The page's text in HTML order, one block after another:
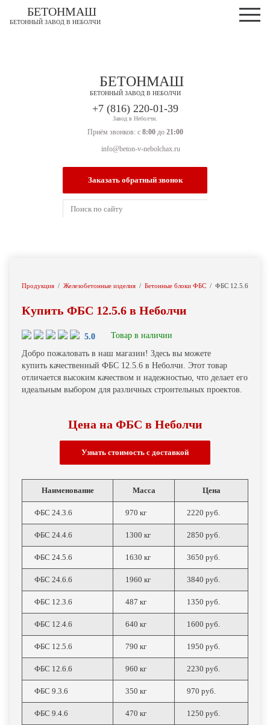
БЕТОНМАШ
БЕТОННЫЙ ЗАВОД В НЕБОЛЧИ
БЕТОНМАШ
БЕТОННЫЙ ЗАВОД В НЕБОЛЧИ
Завод в Неболчи.
Приём звонков: с 8:00до 21:00
info@beton-v-nebolchax.ru
Заказать обратный звонок
Продукция Железобетонные изделия Бетонные блоки ФБС ФБС 12.5.6
Купить ФБС 12.5.6 в Неболчи
5.0
Товар в наличии
Добро пожаловать в наш магазин! Здесь вы можете
купить качественный ФБС 12.5.6 в Неболчи. Этот товар
отличается высоким качеством и надежностью, что делает его
идеальным выбором для различных строительных проектов.
Цена на ФБС в Неболчи
Узнать cтоимость с доставкой
Наименование Масса Цена
ФБС 24.3.6 970 кг 2220 руб.
ФБС 24.4.6 1300 кг 2850 руб.
ФБС 24.5.6 1630 кг 3650 руб.
ФБС 24.6.6 1960 кг 3840 руб.
ФБС 12.3.6 487 кг 1350 руб.
ФБС 12.4.6 640 кг 1600 руб.
ФБС 12.5.6 790 кг 1950 руб.
ФБС 12.6.6 960 кг 2230 руб.
ФБС 9.3.6 350 кг 970 руб.
ФБС 9.4.6 470 кг 1250 руб.